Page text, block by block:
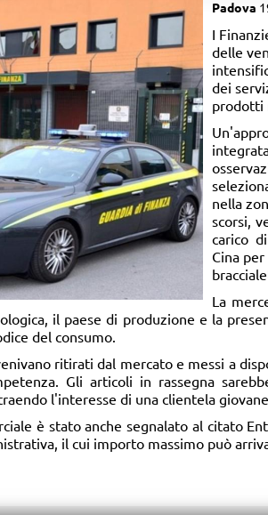
Padova
I
delle
dei
prodotti
nella
scorsi,
carico
Cina
La
il paese di produzione e la
del consumo.
ritirati dal mercato e messi a
Gli articoli in rassegna
l'interesse di una clientela
è stato anche segnalato al citato
il cui importo massimo può